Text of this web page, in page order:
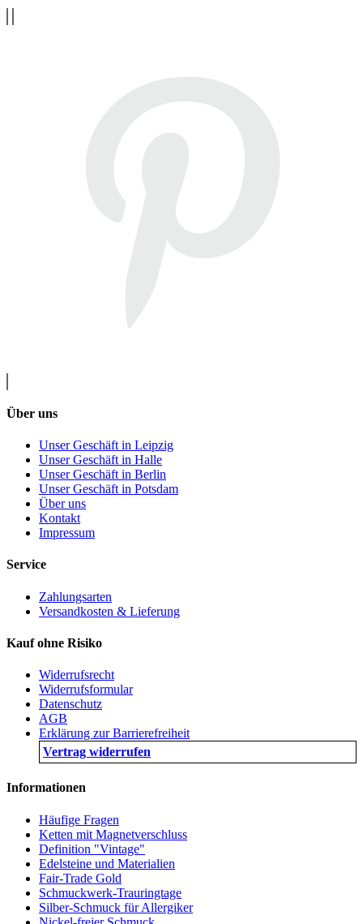
Über uns
Unser Geschäft in Leipzig
Unser Geschäft in Halle
Unser Geschäft in Berlin
Unser Geschäft in Potsdam
Über uns
Kontakt
Impressum
Service
Zahlungsarten
Versandkosten & Lieferung
Kauf ohne Risiko
Widerrufsrecht
Widerrufsformular
Datenschutz
AGB
Erklärung zur Barrierefreiheit
Vertrag widerrufen
Informationen
Häufige Fragen
Ketten mit Magnetverschluss
Definition "Vintage"
Edelsteine und Materialien
Fair-Trade Gold
Schmuckwerk-Trauringtage
Silber-Schmuck für Allergiker